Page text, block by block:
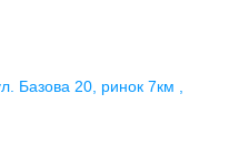
Базова 20, ринок 7км ,